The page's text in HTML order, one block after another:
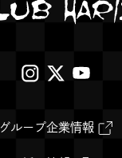
外
外
サ
外
サ
外
グループ企業情報